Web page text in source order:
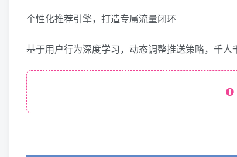
个性化推荐引擎，打造专属流量闭环
基于用户行为深度学习，动态调整推送策略，千人